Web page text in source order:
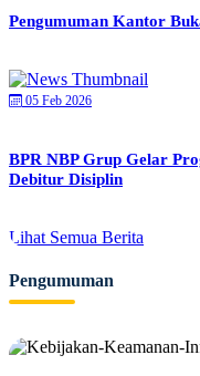
Pengumuman Kantor
05 Feb 2026
BPR NBP Grup Gelar
Debitur Disiplin
Lihat Semua Berita
Pengumuman